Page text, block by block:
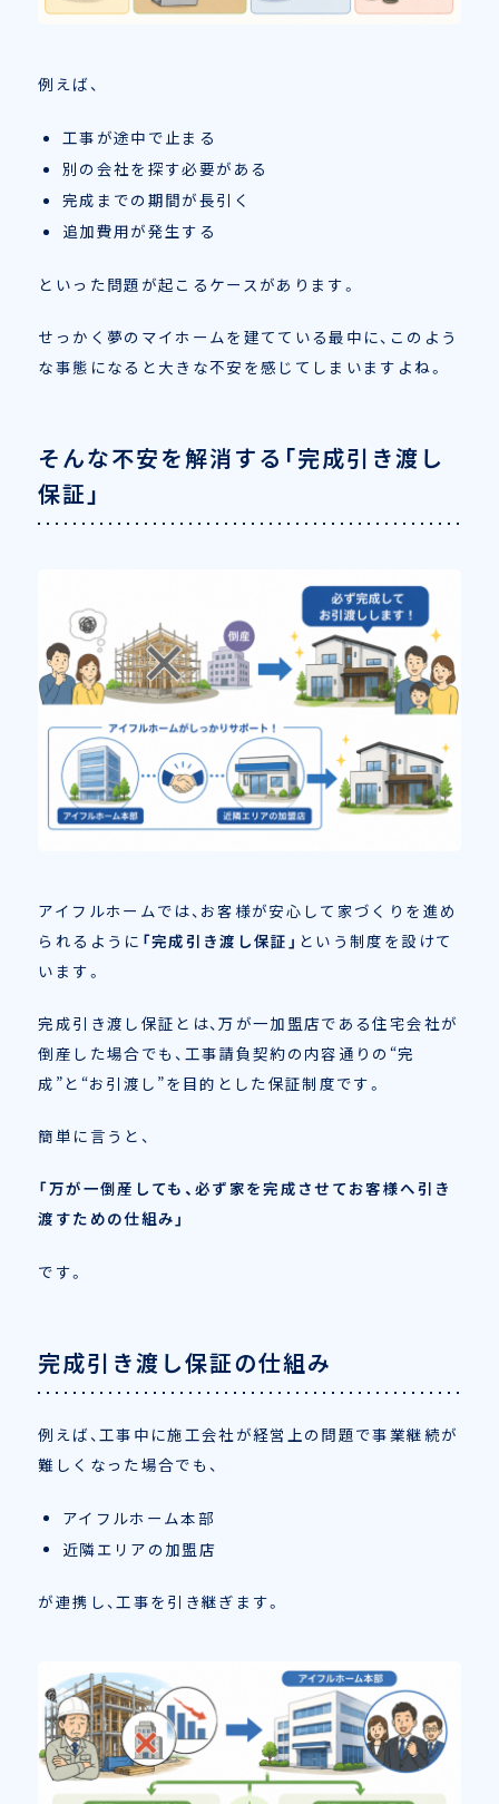
例えば、
工事が途中で止まる
別の会社を探す必要がある
完成までの期間が長引く
追加費用が発生する
といった問題が起こるケースがあります。
せっかく夢のマイホームを建てている最中に、このよう
な事態になると大きな不安を感じてしまいますよね。
そんな不安を解消する「完成引き渡し
保証」
アイフルホームでは、お客様が安心して家づくりを進め
られるように 「完成引き渡し保証」 という制度を設けて
います。
完成引き渡し保証とは、万が一加盟店である住宅会社が
倒産した場合でも、 工事請負契約の内容通りの“完
成”と“お引渡し”を 目的とした保証制度です。
簡単に言うと、
「万が一倒産しても、必ず家を完成させてお客様へ引き
渡すための仕組み」
です。
完成引き渡し保証の仕組み
例えば、工事中に施工会社が経営上の問題で事業継続が
難しくなった場合でも、
アイフルホーム本部
近隣エリアの加盟店
が連携し、工事を引き継ぎます。